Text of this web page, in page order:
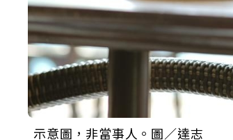
示意圖，非當事人。圖／達志